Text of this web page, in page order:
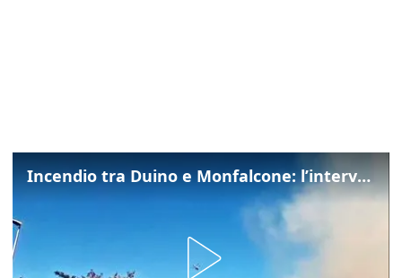
Incendio tra Duino e Monfalcone: l’intervento dei vigili del fuoco